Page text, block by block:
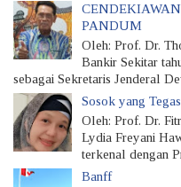
PANDUM
Oleh: Prof. Dr.
Bankir Sekitar
sebagai Sekretaris Jenderal
Sosok yang Tegas
Oleh: Prof. Dr.
Lydia Freyani
terkenal dengan
Banff